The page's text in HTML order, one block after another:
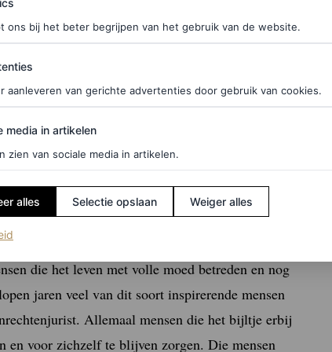
hier in voor de Vogue-nieuwsbrief.
veerkracht
over het verleden en trauma’s – en dat is
vind ik het jammer dat het minder gaat
die het leven met volle moed betreden en nog
jaren veel van dit soort inspirerende mensen
Allemaal mensen die het bijltje erbij
en voor zichzelf te blijven zorgen. Die mensen
ons bij het beter begrijpen van het gebruik van de website.
aanleveren van gerichte advertenties door gebruik van cookies.
in artikelen
media in artikelen
zien van sociale media in artikelen.
alles Selectie opslaan Weiger alles